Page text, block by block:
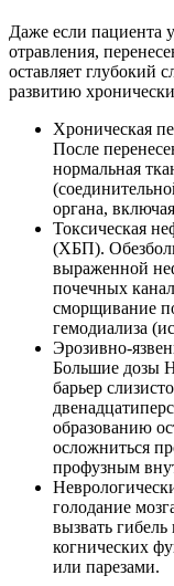
Даже если пациента
отравления,
оставляет глубокий
развитию
Хроническая
После
нормальная
органа,
Токсическая
(ХБП).
выраженной
почечных
сморщивание
гемодиализа
Эрозивно-
Большие дозы
барьер
образованию
осложниться
профузным
голодание
вызвать
когнических
или парезами.